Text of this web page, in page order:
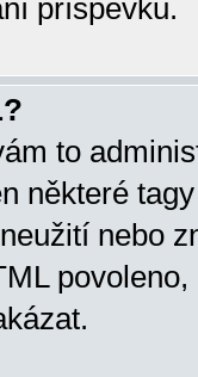
příspěvku.
to
některé
nebo